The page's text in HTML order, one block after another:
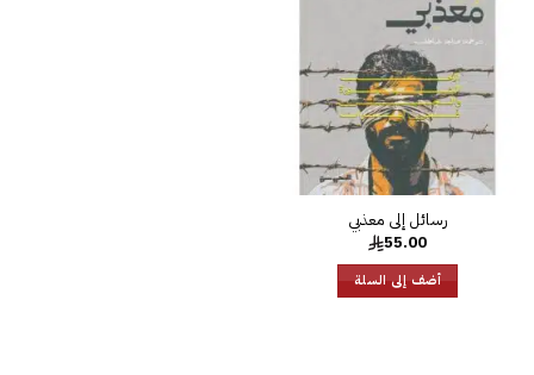
رسائل إلى معذبي
55.00
أضف إلى السلة